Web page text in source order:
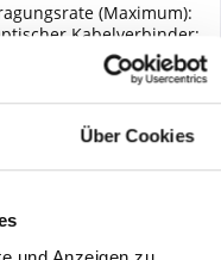
Über Cookies
(Maximum):
Kabelverbinder:
optische Kabel-
nm. Zertifizierung: